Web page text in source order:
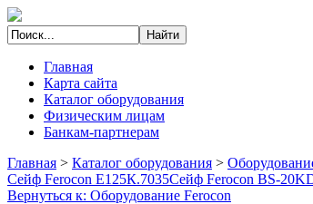
Главная
Карта сайта
Каталог оборудования
Физическим лицам
Банкам-партнерам
Главная > Каталог оборудования >
Сейф Ferocon Е125К.7035Сейф Ferocon BS-
Вернуться к: Оборудование Ferocon